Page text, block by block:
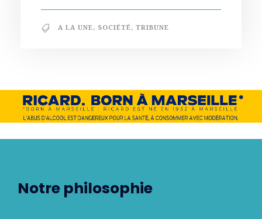
A LA UNE, SOCIÉTÉ, TRIBUNE
Notre philosophie